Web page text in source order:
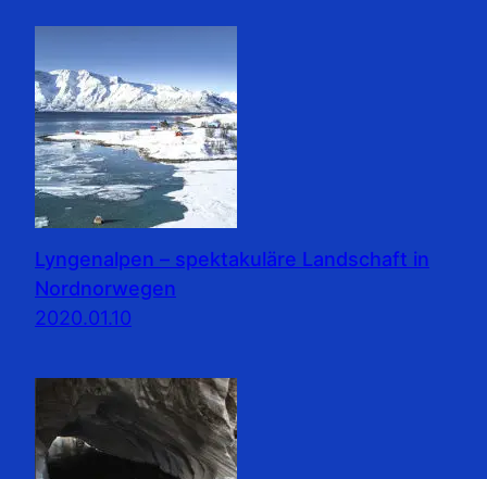
Lyngenalpen – spektakuläre Landschaft in
Nordnorwegen
2020.01.10